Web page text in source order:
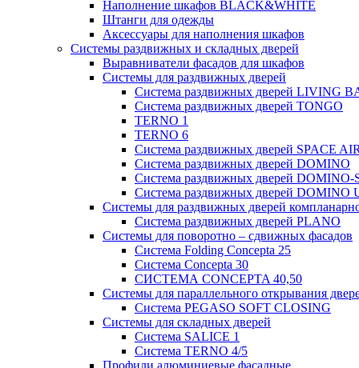
Наполнение шкафов BLACK&WHITE
Штанги для одежды
Аксессуары для наполнения шкафов
Системы раздвижных и складных дверей
Выравниватели фасадов для шкафов
Системы для раздвижных дверей
Система раздвижных дверей LIVING
Система раздвижных дверей TONGO
TERNO 1
TERNO 6
Система раздвижных дверей SPACE
Система раздвижных дверей DOMINO
Система раздвижных дверей DOMINO-
Система раздвижных дверей DOMINO
Системы для раздвижных дверей
Система раздвижных дверей PLANO
Системы для поворотно – сдвижных фасадов
Система Folding Concepta 25
Система Concepta 30
СИСТЕМА CONCEPTA 40,50
Системы для параллельного открывания
Система PEGASO SOFT CLOSING
Системы для складных дверей
Система SALICE 1
Система TERNO 4/5
Профили алюминиевые фасадные